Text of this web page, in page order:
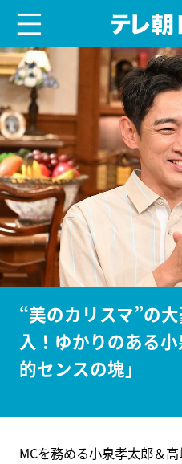
“美のカリスマ”の
入！ゆかりのある
的センスの塊」
MCを務める小泉孝太郎＆